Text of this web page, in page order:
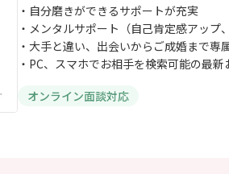
・自分磨きができるサポートが充実
・メンタルサポート（自己肯定感アップ
・大手と違い、出会いからご成婚まで専
・PC、スマホでお相手を検索可能の最
オンライン面談対応